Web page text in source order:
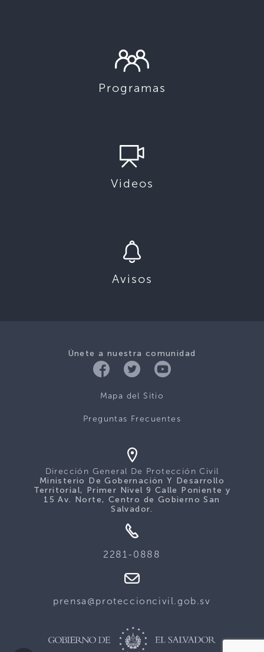
Programas
Videos
Avisos
Únete a nuestra comunidad
Mapa del Sitio
Preguntas Frecuentes
Dirección General De Protección Civil
Ministerio De Gobernación Y Desarrollo
Territorial, Primer Nivel 9 Calle Poniente y
15 Av. Norte, Centro de Gobierno San
Salvador.
2281-0888
prensa@proteccioncivil.gob.sv